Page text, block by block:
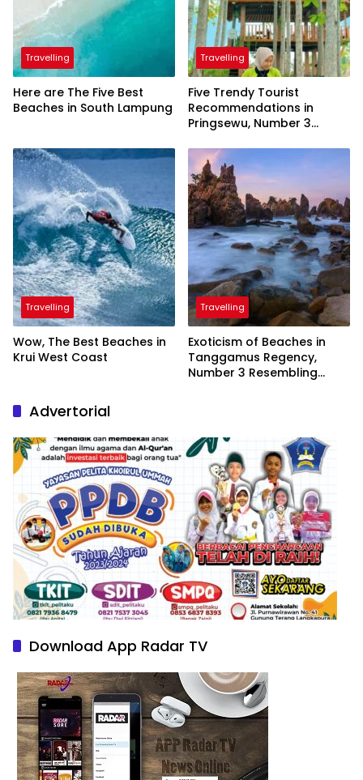
Travelling
Here are The Five Best
Beaches in South Lampung
Travelling
Five Trendy Tourist
Recommendations in
Pringsewu, Number 3
President
Travelling
Wow, The Best Beaches in
Krui West Coast
Travelling
Exoticism of Beaches in
Tanggamus Regency,
Number 3 Resembling
Advertorial
Download App Radar TV